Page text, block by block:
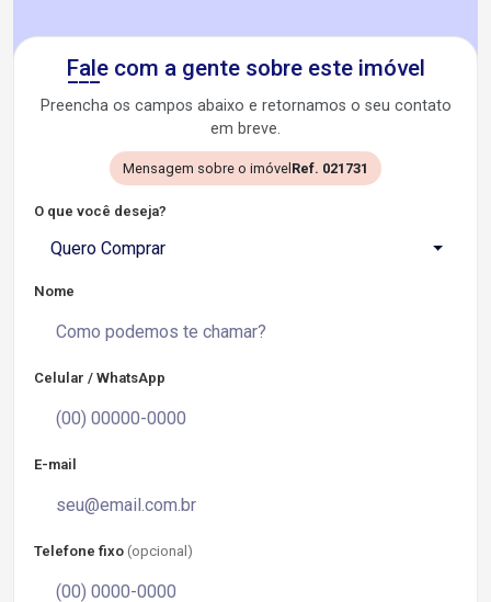
Fale com a gente sobre este imóvel
Preencha os campos abaixo e retornamos o seu contato
em breve.
Mensagem sobre o imóvel Ref. 021731
O que você deseja?
Quero Comprar
Nome
Celular / WhatsApp
E-mail
Telefone fixo (opcional)